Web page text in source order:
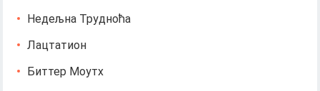
Недељна Трудноћа
Лацтатион
Биттер Моутх